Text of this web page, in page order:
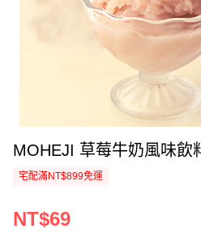
MOHEJI 草莓牛奶風味飲
宅配滿NT$899免運
NT$69